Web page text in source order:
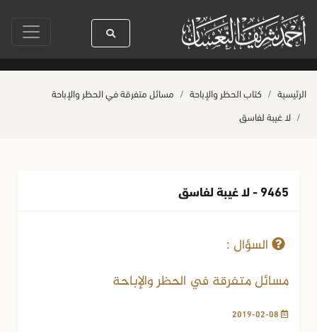
رسول الله ﷺ كله رحمة صلاة آخر أربعاء من صفر حياة القلوب
الرئيسية كتاب الحظر والإباحة
مسائل متفرقة في الحظر والإباحة
لا غيبة لفاسق
9465 - لا غيبة لفاسق
السؤال :
مسائل متفرقة في الحظر والإباحة